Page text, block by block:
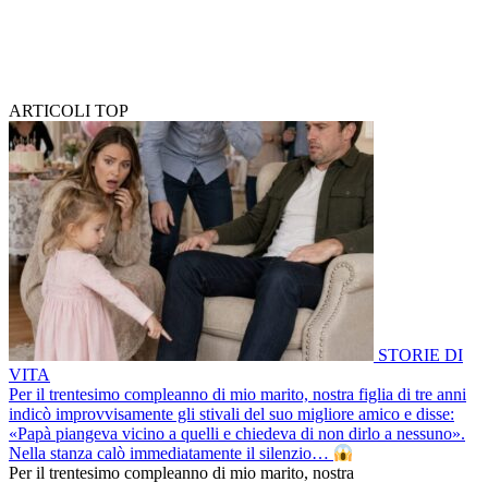
ARTICOLI TOP
STORIE DI
VITA
Per il trentesimo compleanno di mio marito, nostra figlia di tre anni
indicò improvvisamente gli stivali del suo migliore amico e disse:
«Papà piangeva vicino a quelli e chiedeva di non dirlo a nessuno».
Nella stanza calò immediatamente il silenzio…
Per il trentesimo compleanno di mio marito, nostra